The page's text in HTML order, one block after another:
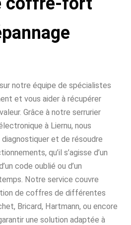
notre équipe de spécialistes
et vous aider à récupérer
Grâce à notre serrurier
à Liernu, nous
et de résoudre
qu’il s’agisse d’un
code oublié ou d’un
Notre service couvre
de coffres de différentes
Bricard, Hartmann, ou encore
une solution adaptée à